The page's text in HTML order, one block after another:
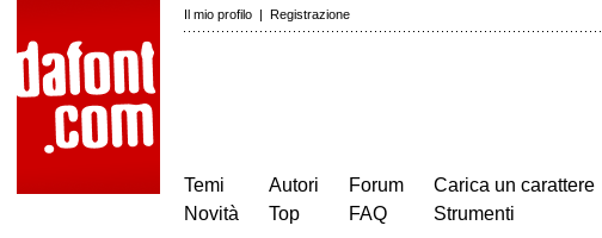
Il mio profilo | Registrazione
Temi
Novità
Autori
Top
Forum
FAQ
Carica un carattere
Strumenti